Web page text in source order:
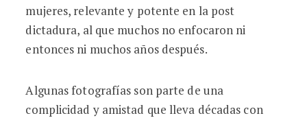
mujeres, relevante y potente en la post
dictadura, al que muchos no enfocaron ni
entonces ni muchos años después.
Algunas fotografías son parte de una
complicidad y amistad que lleva décadas con